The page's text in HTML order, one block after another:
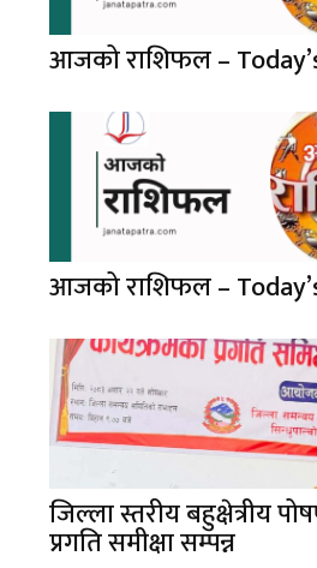
आजको राशिफल –
आजको राशिफल –
जिल्ला स्तरीय बहुक्षेत्रीय
प्रगति समीक्षा सम्पन्न